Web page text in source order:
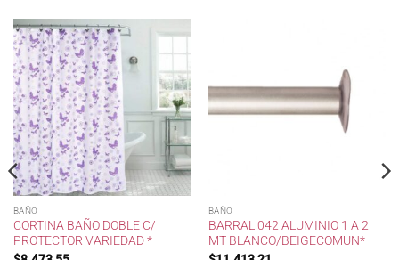
BAÑO
CORTINA BAÑO DOBLE C/
PROTECTOR VARIEDAD *
BAÑO
BARRAL 042 ALUMINIO 1 A 2
MT BLANCO/BEIGECOMUN*